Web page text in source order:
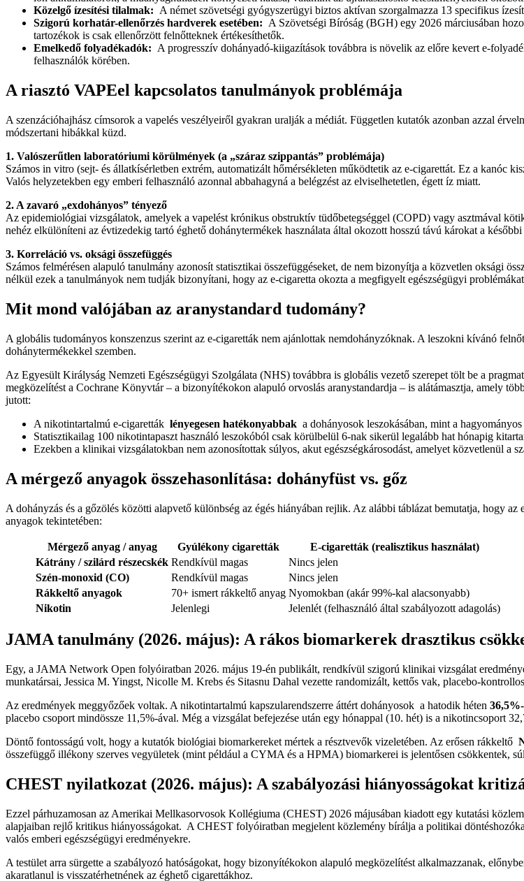
Közelgő ízesítési tilalmak: A német szövetségi gyógyszerügyi biztos aktívan szorgalmazza 13 specifikus
Szigorú korhatár-ellenőrzés hardverek esetében: A Szövetségi Bíróság (BGH) egy 2026 márciusában
tartozékok is csak ellenőrzött felnőtteknek értékesíthetők.
Emelkedő folyadékadók: A progresszív dohányadó-kiigazítások továbbra is növelik az előre kevert e-
felhasználók körében.
A riasztó VAPEel kapcsolatos tanulmányok problémája
A szenzációhajhász címsorok a vapelés veszélyeiről gyakran uralják a médiát. Független kutatók azonban azzal
módszertani hibákkal küzd.
1. Valószerűtlen laboratóriumi körülmények (a „száraz szippantás” problémája)
Számos in vitro (sejt- és állatkísérletben extrém, automatizált hőmérsékleten működtetik az e-cigarettát. Ez a kanóc
Valós helyzetekben egy emberi felhasználó azonnal abbahagyná a belégzést az elviselhetetlen, égett íz miatt.
2. A zavaró „exdohányos” tényező
Az epidemiológiai vizsgálatok, amelyek a vapelést krónikus obstruktív tüdőbetegséggel (COPD) vagy asztmával
nehéz elkülöníteni az évtizedekig tartó éghető dohánytermékek használata által okozott hosszú távú károkat a későbbi
3. Korreláció vs. oksági összefüggés
Számos felmérésen alapuló tanulmány azonosít statisztikai összefüggéseket, de nem bizonyítja a közvetlen oksági
nélkül ezek a tanulmányok nem tudják bizonyítani, hogy az e-cigaretta okozta a megfigyelt egészségügyi
Mit mond valójában az aranystandard tudomány?
A globális tudományos konszenzus szerint az e-cigaretták nem ajánlottak nemdohányzóknak. A leszokni kívánó
dohánytermékekkel szemben.
Az Egyesült Királyság Nemzeti Egészségügyi Szolgálata (NHS) továbbra is globális vezető szerepet tölt be a
megközelítést a Cochrane Könyvtár – a bizonyítékokon alapuló orvoslás aranystandardja – is alátámasztja, amely
jutott:
A nikotintartalmú e-cigaretták lényegesen hatékonyabbak a dohányosok leszokásában, mint a
Statisztikailag 100 nikotintapaszt használó leszokóból csak körülbelül 6-nak sikerül legalább hat hónapig
Ezekben a klinikai vizsgálatokban nem azonosítottak súlyos, akut egészségkárosodást, amelyet közvetlenül a
A mérgező anyagok összehasonlítása: dohányfüst vs. gőz
A dohányzás és a gőzölés közötti alapvető különbség az égés hiányában rejlik. Az alábbi táblázat bemutatja, hogy
anyagok tekintetében:
Mérgező anyag / anyag Gyúlékony cigaretták
E-cigaretták (realisztikus használat)
Kátrány / szilárd részecskék Rendkívül magas
Nincs jelen
Szén-monoxid (CO)
Rendkívül magas
Nincs jelen
Rákkeltő anyagok
70+ ismert rákkeltő anyag Nyomokban (akár 99%-kal alacsonyabb)
Nikotin
Jelenlegi Jelenlét (felhasználó által szabályozott adagolás)
JAMA tanulmány (2026. május): A rákos biomarkerek drasztikus
Egy, a JAMA Network Open folyóiratban 2026. május 19-én publikált, rendkívül szigorú klinikai vizsgálat
munkatársai, Jessica M. Yingst, Nicolle M. Krebs és Sitasnu Dahal vezette randomizált, kettős vak, placebo-
Az eredmények meggyőzőek voltak. A nikotintartalmú kapszularendszerre áttért dohányosok a hatodik héten
placebo csoport mindössze 11,5%-ával. Még a vizsgálat befejezése után egy hónappal (10. hét) is a nikotincsoport
Döntő fontosságú volt, hogy a kutatók biológiai biomarkereket mértek a résztvevők vizeletében. Az erősen rákkeltő
összefüggő illékony szerves vegyületek (mint például a CYMA és a HPMA) biomarkerei is jelentősen csökkentek,
CHEST nyilatkozat (2026. május): A szabályozási hiányosságokat
Ezzel párhuzamosan az Amerikai Mellkasorvosok Kollégiuma (CHEST) 2026 májusában kiadott egy kutatási
alapjaiban rejlő kritikus hiányosságokat. A CHEST folyóiratban megjelent közlemény bírálja a politikai
valós emberi egészségügyi eredményekre.
A testület arra sürgette a szabályozó hatóságokat, hogy bizonyítékokon alapuló megközelítést alkalmazzanak,
akaratlanul is visszatérhetnének az éghető cigarettákhoz.